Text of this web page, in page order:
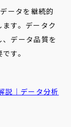
ータを継続的
す。データク
データ品質を
す。
説｜データ分析